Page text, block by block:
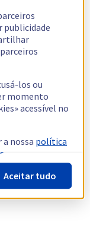
publicidade
los ou
momento
acessível no
nossa política
Aceitar tudo